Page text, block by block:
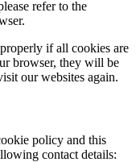
refer to the
if all cookies are
browser, they will be
our websites again.
policy and this
contact details: